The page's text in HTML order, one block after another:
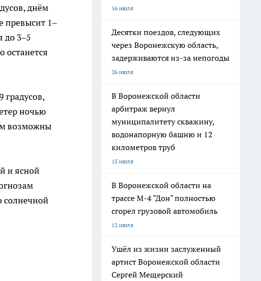
днём
превысит 1–
до 3–5
останется
градусов,
ночью
возможны
и ясной
солнечной
16 июля
Десятки поездов, следующих
через Воронежскую область,
задерживаются из-за непогоды
26 июля
В Воронежской области
арбитраж вернул
муниципалитету скважину,
водонапорную башню и 12
километров труб
15 июля
В Воронежской области на
трассе М-4 "Дон" полностью
сгорел грузовой автомобиль
12 июля
Ушёл из жизни заслуженный
артист Воронежской области
Сергей Мещерский